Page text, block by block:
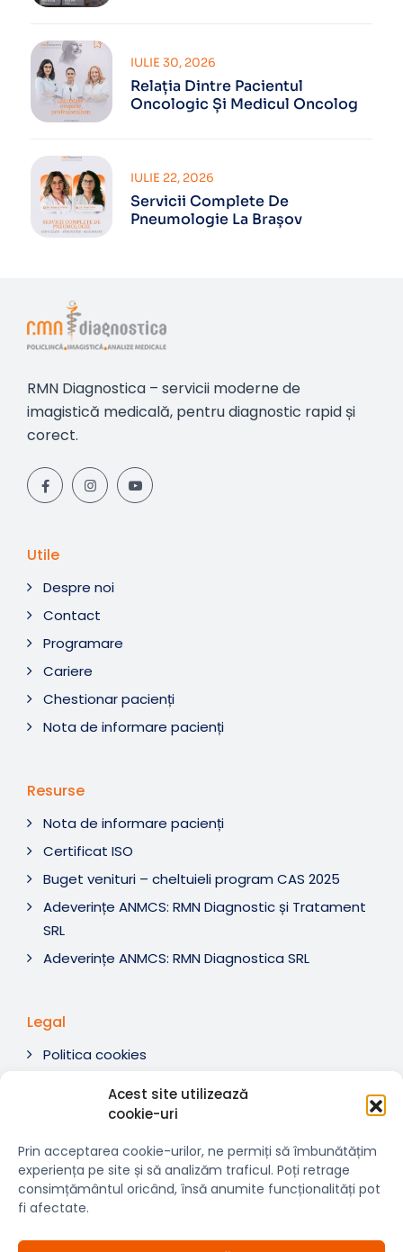
Acest site utilizează
cookie-uri
Prin acceptarea cookie-urilor, ne permiți să îmbunătățim
experiența pe site și să analizăm traficul. Poți retrage
consimțământul oricând, însă anumite funcționalități pot
fi afectate.
Relația Dintre Pacientul
Oncologic Și Medicul Oncolog
IULIE 30, 2026
Servicii Complete De
Pneumologie La Brașov
IULIE 22, 2026
RMN Diagnostica – servicii moderne de
imagistică medicală, pentru diagnostic rapid și
corect.
Utile
Despre noi
Contact
Programare
Cariere
Chestionar pacienți
Nota de informare pacienți
Resurse
Nota de informare pacienți
Certificat ISO
Buget venituri – cheltuieli program CAS 2025
Adeverințe ANMCS: RMN Diagnostic și Tratament
SRL
Adeverințe ANMCS: RMN Diagnostica SRL
Legal
Politica cookies
Soluționare litigii